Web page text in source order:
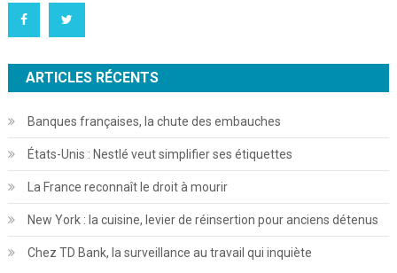
ARTICLES RÉCENTS
Banques françaises, la chute des embauches
États-Unis : Nestlé veut simplifier ses étiquettes
La France reconnaît le droit à mourir
New York : la cuisine, levier de réinsertion pour anciens détenus
Chez TD Bank, la surveillance au travail qui inquiète